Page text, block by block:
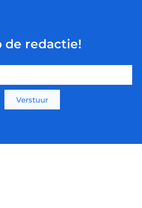
de redactie!
Verstuur